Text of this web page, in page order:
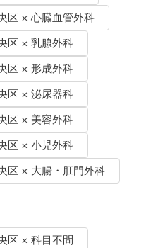
区 × 心臓血管外科
区 × 乳腺外科
区 × 形成外科
区 × 泌尿器科
区 × 美容外科
区 × 小児外科
区 × 大腸・肛門外科
区 × 科目不問